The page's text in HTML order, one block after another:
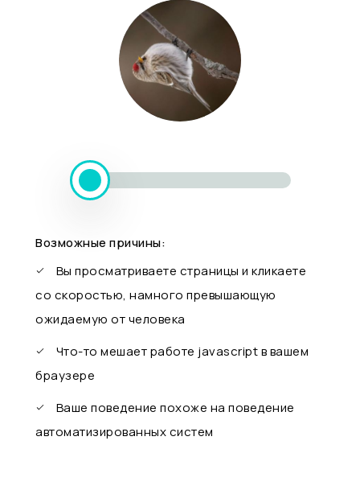
Возможные причины:
Вы просматриваете страницы и кликаете
со скоростью, намного превышающую
ожидаемую от человека
Что-то мешает работе javascript в вашем
браузере
Ваше поведение похоже на поведение
автоматизированных систем